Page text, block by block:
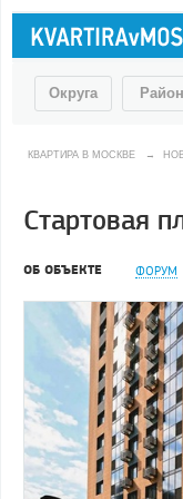
Округа Район
КВАРТИРА В МОСКВЕ →
Стартовая
ОБ ОБЪЕКТЕ ФОРУМ